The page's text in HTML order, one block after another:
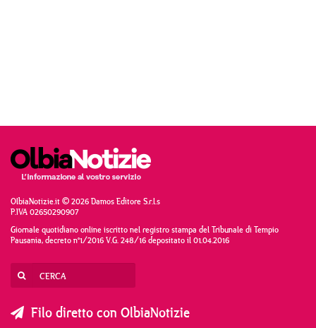
OlbiaNotizie.it © 2026 Damos Editore S.r.l.s
P.IVA 02650290907
Giornale quotidiano online iscritto nel registro stampa del Tribunale di Tempio
Pausania, decreto n°1/2016 V.G. 248/16 depositato il 01.04.2016
Filo diretto con OlbiaNotizie